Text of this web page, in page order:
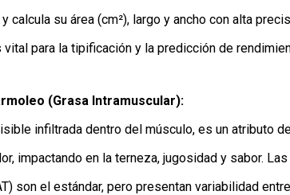
calcula su área (cm²), largo y ancho con alta
para la tipificación y la predicción de
(Grasa Intramuscular):
infiltrada dentro del músculo, es un atributo
impactando en la terneza, jugosidad y sabor.
son el estándar, pero presentan variabilidad